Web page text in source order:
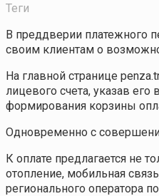
Теги
В преддверии платежного
своим клиентам о
На главной странице
лицевого счета, указав
формирования корзины
Одновременно с
К оплате предлагается не
отопление, мобильная
регионального оператора